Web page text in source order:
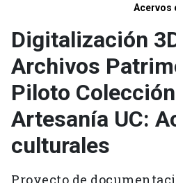
Acervos
Digitalización
Archivos
Piloto
Artesanía UC:
culturales
Proyecto de